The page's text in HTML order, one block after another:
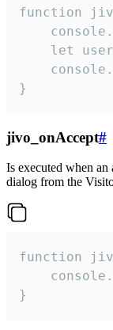
function
let
}
jivo_onAccept#
Is executed when an
dialog from the
function
}